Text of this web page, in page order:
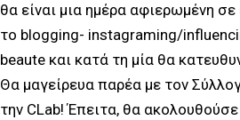
θα είναι μια ημέρα αφιερωμένη
το blogging- instagraming/
beaute και κατά τη μία θα
Θα μαγείρευα παρέα με τον
την CLab! Έπειτα, θα